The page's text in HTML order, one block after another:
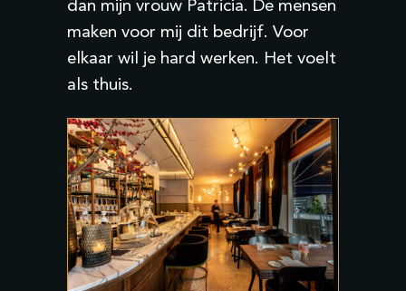
dan mijn vrouw Patricia. De mensen
maken voor mij dit bedrijf. Voor
elkaar wil je hard werken. Het voelt
als thuis.